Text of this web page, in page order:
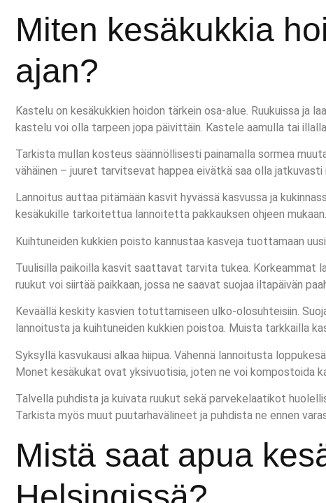
Miten kesäkukkia
ajan?
Kastelu on kesäkukkien hoidon tärkein osa-alue. Ruukuissa ja
kastelu voi olla tarpeen jopa päivittäin. Kastele aamulla tai
Tarkista mullan kosteus säännöllisesti painamalla sormea
vähäinen – juuret tarvitsevat happea eivätkä saa olla jatkuvasti
Lannoitus auttaa pitämään kasvit hyvässä kasvussa ja
kesäkukille tarkoitettua lannoitetta pakkauksen ohjeen
Kuihtuneiden kukkien poisto kannustaa kasveja tuottamaan
Tuulisilla paikoilla kasvit saattavat tarvita tukea.
ruukut voi siirtää paikkaan, jossa ne saavat suojaa iltapäivän
Keväällä keskity kasvien totuttamiseen ulko-olosuhteisiin.
lannoitusta ja kuihtuneiden kukkien poistoa. Muista tarkkailla
Syksyllä kasvukausi alkaa hiipua. Vähennä lannoitusta
Monet kesäkukat ovat yksivuotisia, joten ne voi kompostoida
Talvella puhdista ja kuivata ruukut sekä parvekelaatikot
Tarkista myös muut puutarhavälineet ja puhdista ne ennen
Mistä saat apua